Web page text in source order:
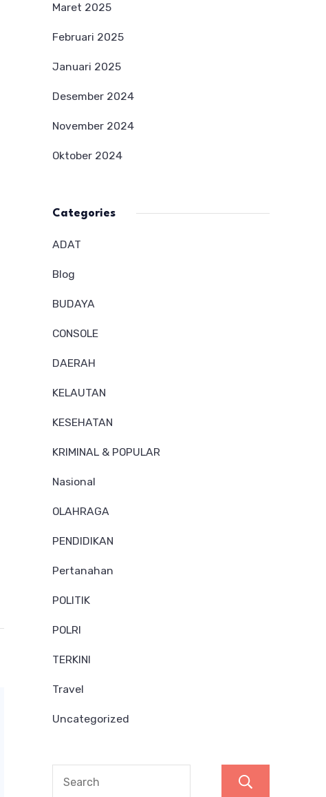
Maret 2025
Februari 2025
Januari 2025
Desember 2024
November 2024
Oktober 2024
Categories
ADAT
Blog
BUDAYA
CONSOLE
DAERAH
KELAUTAN
KESEHATAN
KRIMINAL & POPULAR
Nasional
OLAHRAGA
PENDIDIKAN
Pertanahan
POLITIK
POLRI
TERKINI
Travel
Uncategorized